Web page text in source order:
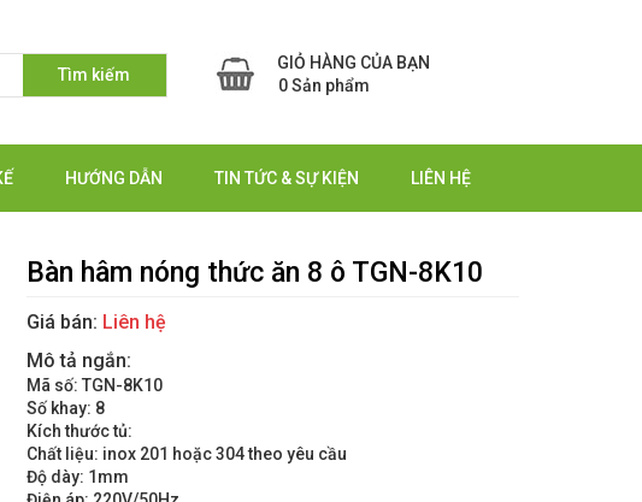
Tìm kiếm
GIỎ HÀNG CỦA BẠN
0 Sản phẩm
HƯỚNG DẪN TIN TỨC & SỰ KIỆN LIÊN HỆ
Bàn hâm nóng thức ăn 8 ô TGN-8K10
Giá bán: Liên hệ
Mô tả ngắn:
Mã số: TGN-8K10
Số khay: 8
Kích thước tủ:
Chất liệu: inox 201 hoặc 304 theo yêu cầu
Độ dày: 1mm